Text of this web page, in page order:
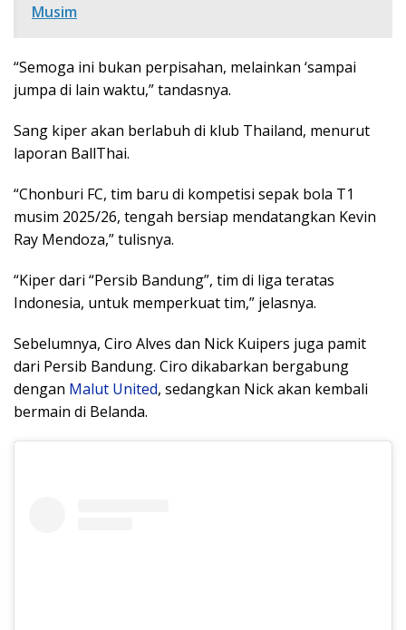
Musim
“Semoga ini bukan perpisahan, melainkan ‘sampai
jumpa di lain waktu,” tandasnya.
Sang kiper akan berlabuh di klub Thailand, menurut
laporan BallThai.
“Chonburi FC, tim baru di kompetisi sepak bola T1
musim 2025/26, tengah bersiap mendatangkan Kevin
Ray Mendoza,” tulisnya.
“Kiper dari “Persib Bandung”, tim di liga teratas
Indonesia, untuk memperkuat tim,” jelasnya.
Sebelumnya, Ciro Alves dan Nick Kuipers juga pamit
dari Persib Bandung. Ciro dikabarkan bergabung
dengan Malut United, sedangkan Nick akan kembali
bermain di Belanda.